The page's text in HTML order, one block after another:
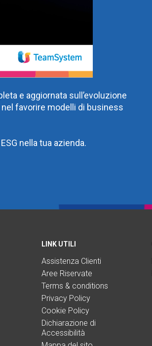
e aggiornata sull’evoluzione
nel favorire modelli di business
nella tua azienda.
LINK UTILI
Assistenza Clienti
Aree Riservate
Terms & conditions
Privacy Policy
Cookie Policy
Dichiarazione di
Accessibilità